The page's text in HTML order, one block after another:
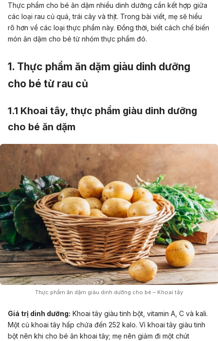
Thực phẩm cho bé ăn dặm nhiều dinh dưỡng cần kết hợp giữa
các loại rau củ quả, trái cây và thịt. Trong bài viết, mẹ sẽ hiểu
rõ hơn về các loại thực phẩm này. Đồng thời, biết cách chế biến
món ăn dặm cho bé từ nhóm thực phẩm đó.
1. Thực phẩm ăn dặm giàu dinh dưỡng
cho bé từ rau củ
1.1 Khoai tây, thực phẩm giàu dinh dưỡng
cho bé ăn dặm
Thực phẩm ăn dặm giàu dinh dưỡng cho bé – Khoai tây
Giá trị dinh dưỡng: Khoai tây giàu tinh bột, vitamin A, C và kali.
Một củ khoai tây hấp chứa đến 252 kalo. Vì khoai tây giàu tinh
bột nên khi cho bé ăn khoai tây; mẹ nên giảm đi một chút